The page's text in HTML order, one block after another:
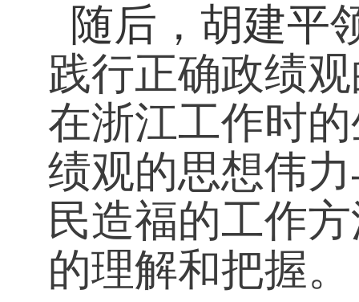
随后，胡建平
践行正确政绩
在浙江工作时
绩观的思想伟
民造福的工作
的理解和把握。